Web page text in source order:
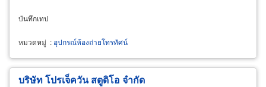
บันทึกเทป
หมวดหมู่ : อุปกรณ์ห้องถ่ายโทรทัศน์
บริษัท โปรเจ็ควัน สตูดิโอ จำกัด